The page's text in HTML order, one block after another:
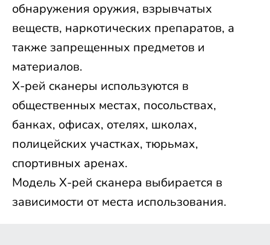
обнаружения оружия, взрывчатых
веществ, наркотических препаратов, а
также запрещенных предметов и
материалов.
Х-рей сканеры используются в
общественных местах, посольствах,
банках, офисах, отелях, школах,
полицейских участках, тюрьмах,
спортивных аренах.
Модель Х-рей сканера выбирается в
зависимости от места использования.